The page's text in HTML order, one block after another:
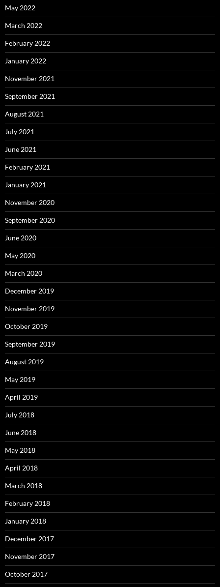
May 2022
March 2022
February 2022
January 2022
November 2021
September 2021
August 2021
July 2021
June 2021
February 2021
January 2021
November 2020
September 2020
June 2020
May 2020
March 2020
December 2019
November 2019
October 2019
September 2019
August 2019
May 2019
April 2019
July 2018
June 2018
May 2018
April 2018
March 2018
February 2018
January 2018
December 2017
November 2017
October 2017